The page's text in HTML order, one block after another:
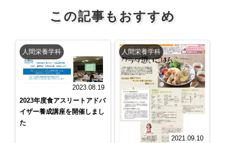
この記事もおすすめ
人間栄養学科
2023.08.19
2023年度食アスリートアドバ
イザー養成講座を開催しまし
た
人間栄養学科
2021.09.10